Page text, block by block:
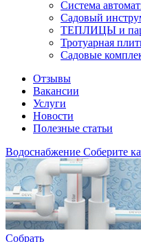
Система
Садовый
ТЕПЛИЦЫ и
Тротуарная
Садовые
Отзывы
Вакансии
Услуги
Новости
Полезные статьи
Водоснабжение Соберите
Собрать